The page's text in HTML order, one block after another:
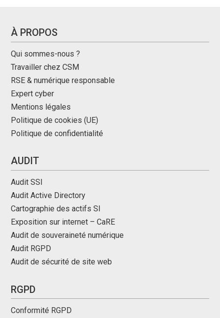
À PROPOS
Qui sommes-nous ?
Travailler chez CSM
RSE & numérique responsable
Expert cyber
Mentions légales
Politique de cookies (UE)
Politique de confidentialité
AUDIT
Audit SSI
Audit Active Directory
Cartographie des actifs SI
Exposition sur internet – CaRE
Audit de souveraineté numérique
Audit RGPD
Audit de sécurité de site web
RGPD
Conformité RGPD